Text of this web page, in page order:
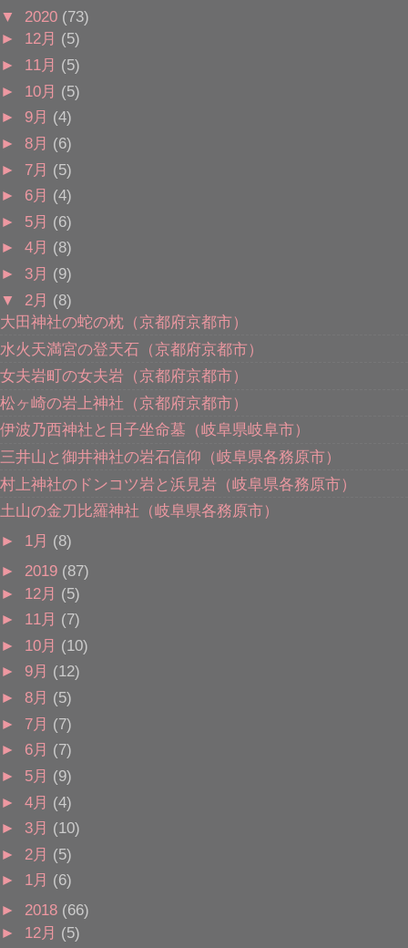
▼ 2020 (73)
► 12月 (5)
► 11月 (5)
► 10月 (5)
► 9月 (4)
► 8月 (6)
► 7月 (5)
► 6月 (4)
► 5月 (6)
► 4月 (8)
► 3月 (9)
▼ 2月 (8)
大田神社の蛇の枕（京都府京都市）
水火天満宮の登天石（京都府京都市）
女夫岩町の女夫岩（京都府京都市）
松ヶ崎の岩上神社（京都府京都市）
伊波乃西神社と日子坐命墓（岐阜県岐阜市）
三井山と御井神社の岩石信仰（岐阜県各務原市）
村上神社のドンコツ岩と浜見岩（岐阜県各務原市）
土山の金刀比羅神社（岐阜県各務原市）
► 1月 (8)
► 2019 (87)
► 12月 (5)
► 11月 (7)
► 10月 (10)
► 9月 (12)
► 8月 (5)
► 7月 (7)
► 6月 (7)
► 5月 (9)
► 4月 (4)
► 3月 (10)
► 2月 (5)
► 1月 (6)
► 2018 (66)
► 12月 (5)